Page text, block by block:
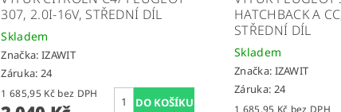
307, 2.0I-16V, STŘEDNÍ DÍL
Skladem
Značka: IZAWIT
Záruka: 24
1 685,95 Kč bez DPH
HATCHBACK A
STŘEDNÍ DÍL
Skladem
Značka: IZAWIT
Záruka: 24
1 685,95 Kč bez DPH